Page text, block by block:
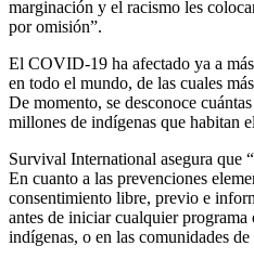
marginación y el racismo les
por omisión”.
El COVID-19 ha afectado ya a
en todo el mundo, de las cuales
De momento, se desconoce
millones de indígenas que habitan
Survival International asegura que
En cuanto a las prevenciones
consentimiento libre, previo e
antes de iniciar cualquier
indígenas, o en las comunidades